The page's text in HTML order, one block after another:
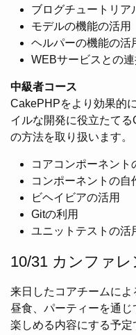
ブログチュートリア
モデルの機能の活用
ヘルパーの機能の活
WEBサービスとの
中級者コース
CakePHPをより効果的
イルな開発に役立たて
の方法を取り扱います。
コアコンポーネント
コンポーネントの自
ビヘイビアの活用
Gitの利用
ユニットテストの活
10/31 カンファレ
来日したコアチームに
昼食、パーティーを通
楽しめる内容にする予定